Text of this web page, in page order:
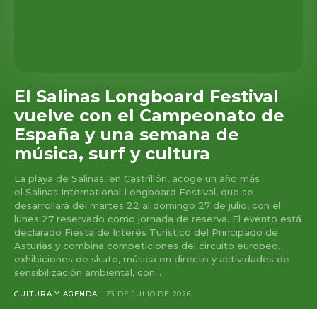
El Salinas Longboard Festival
vuelve con el Campeonato de
España y una semana de
música, surf y cultura
La playa de Salinas, en Castrillón, acoge un año más
el Salinas International Longboard Festival, que se
desarrollará del martes 22 al domingo 27 de julio, con el
lunes 27 reservado como jornada de reserva. El evento está
declarado Fiesta de Interés Turístico del Principado de
Asturias y combina competiciones del circuito europeo,
exhibiciones de skate, música en directo y actividades de
sensibilización ambiental, con...
CULTURA Y AGENDA 23 DE JULIO DE 2026